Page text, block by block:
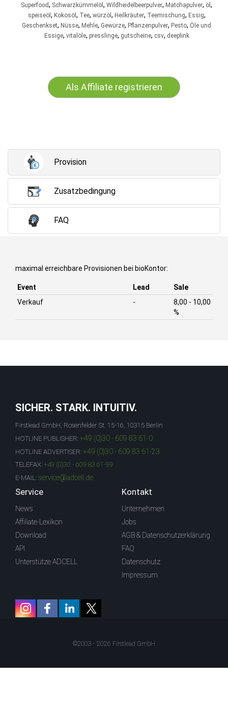
Superfood, Schwarzkümmelöl , Wildheidelbeerpulver, Matchapulver, öl ,
speiseöl , Kokosöl , Tee, würzöl , Heilkräuter, Teemischung, Essig,
Geschenkset, Nüsse, Mehle, Gewürze, Pflanzenpulver, Pesto, Öle und
Essige, vitalöle, presslinge, gutscheine, csv, deeplink
Als Affiliate registrieren
Provision
Zusatzbedingung
FAQ
maximal erreichbare Provisionen bei bioKontor:
Event Lead
Sale
Verkauf
-
8,00 - 10,00
%
SICHER. STARK. INTUITIV.
Firstlead GmbH, Rosenfelder St. 15-16, 10315 Berlin
HOTLINE PUBLISHER: +49 (0)30 - 609 83 61-0
HOTLINE ADVERTISER: +49 (0)30 - 609 83 61-23
TELEFAX: +49 (0)30 - 609 83 61-99
E-MAIL: service@adcell.de
Service
News
Affiliate-Lexikon
Download
API
Unterstütze ADCELL
Kontakt
Unternehmen
Jobs
AGB & Datenschutzerklärung
FAQ
Datenschutz
Impressum
©2003 - 2026 Firstlead GmbH